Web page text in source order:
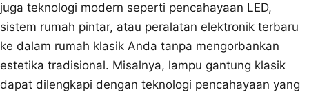
juga teknologi modern seperti pencahayaan LED,
sistem rumah pintar, atau peralatan elektronik terbaru
ke dalam rumah klasik Anda tanpa mengorbankan
estetika tradisional. Misalnya, lampu gantung klasik
dapat dilengkapi dengan teknologi pencahayaan yang